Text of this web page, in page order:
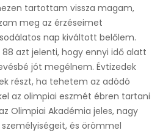
tartottam vissza magam,
meg az érzéseimet
nap kiváltott belőlem.
azt jelenti, hogy ennyi idő alatt
jót megélnem. Évtizedek
részt, ha tehetem az adódó
az olimpiai eszmét ébren tartani
Olimpiai Akadémia jeles, nagy
és örömmel